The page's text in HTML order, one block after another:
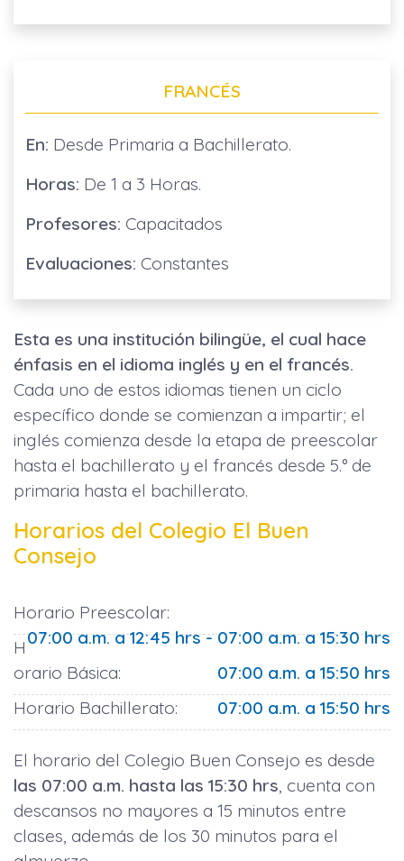
FRANCÉS
En: Desde Primaria a Bachillerato.
Horas: De 1 a 3 Horas.
Profesores: Capacitados
Evaluaciones: Constantes
Esta es una institución bilingüe, el cual hace
énfasis en el idioma inglés y en el francés.
Cada uno de estos idiomas tienen un ciclo
específico donde se comienzan a impartir; el
inglés comienza desde la etapa de preescolar
hasta el bachillerato y el francés desde 5.° de
primaria hasta el bachillerato.
Horarios del Colegio El Buen
Consejo
Horario Preescolar:
07:00 a.m. a 12:45 hrs - 07:00 a.m. a 15:30 hrs
H
orario Básica:
07:00 a.m. a 15:50 hrs
Horario Bachillerato:
07:00 a.m. a 15:50 hrs
El horario del Colegio Buen Consejo es desde
las 07:00 a.m. hasta las 15:30 hrs, cuenta con
descansos no mayores a 15 minutos entre
clases, además de los 30 minutos para el